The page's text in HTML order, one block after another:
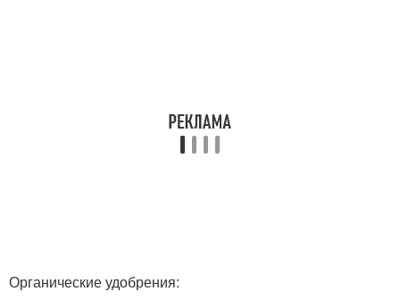
Органические удобрения: